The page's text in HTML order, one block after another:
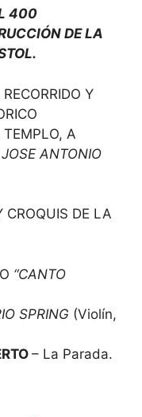
400
DE LA
Y
TEMPLO, A
JOSE ANTONIO
CROQUIS DE LA
“CANTO
SPRING (Violín,
– La Parada.